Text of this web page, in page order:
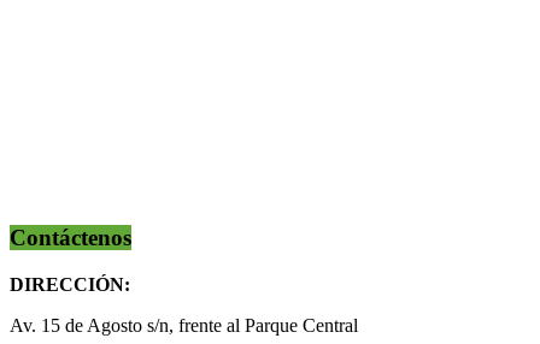
Contáctenos
DIRECCIÓN:
Av. 15 de Agosto s/n, frente al Parque Central